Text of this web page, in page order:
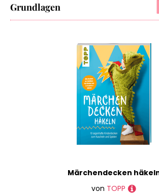
Grundlagen
Märchendecken
von TOPP